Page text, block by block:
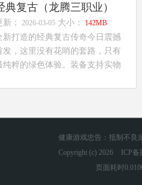
典复古（龙腾三职业）
新： 2026-03-05 大小： 142MB
新打造的经典复古传奇今日震撼
发，这里没有花哨的套路，只有
纯粹的绿色体验。装备支持实物
健康游戏忠告：抵制不良
Copyright (c) 2026
ICP
页面耗时